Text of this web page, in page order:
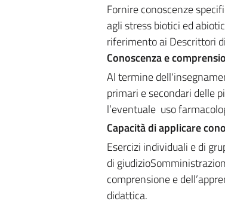
Fornire conoscenze
agli stress biotici ed
riferimento ai Descrittori
Conoscenza e
Al termine
primari e secondari delle
l’eventuale uso
Capacità di applicare
Esercizi individuali e di
di
comprensione e
didattica.